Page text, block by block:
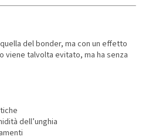
del bonder, ma con un effetto
viene talvolta evitato, ma ha senza
dell’unghia